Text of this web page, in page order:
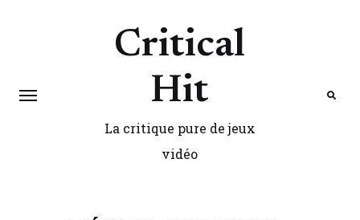
Critical
Hit
La critique pure de jeux
vidéo